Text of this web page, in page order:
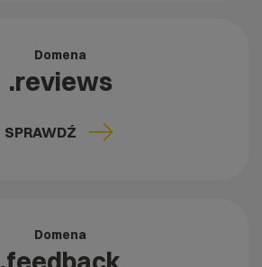
Domena
.reviews
SPRAWDŹ
Domena